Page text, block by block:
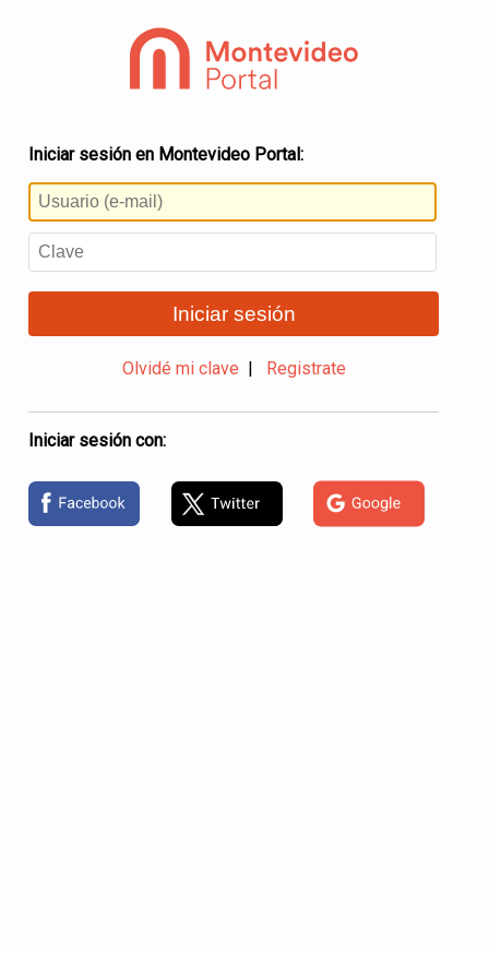
Iniciar sesión en Montevideo Portal:
Iniciar sesión
Olvidé mi clave Registrate
Iniciar sesión con: